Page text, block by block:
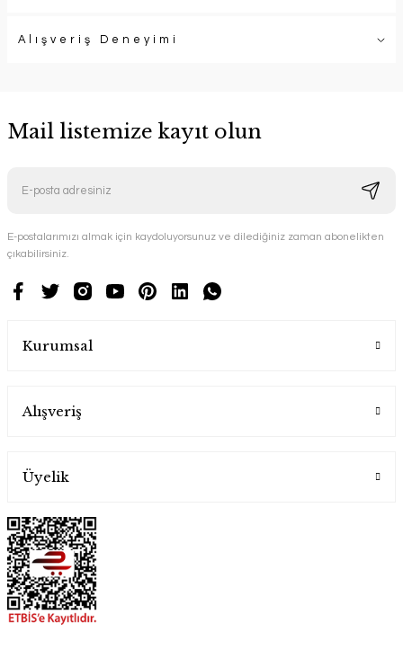
Alışveriş Deneyimi
Mail listemize kayıt olun
E-postalarımızı almak için kaydoluyorsunuz ve dilediğiniz zaman abonelikten
çıkabilirsiniz.
Kurumsal
Alışveriş
Üyelik